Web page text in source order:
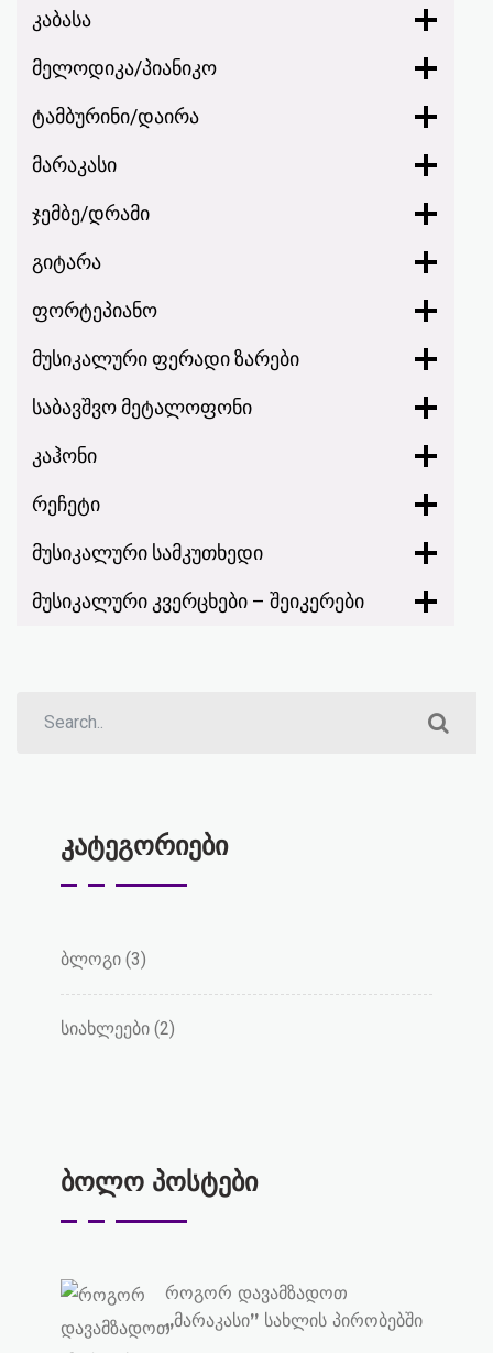
კაბასა
მელოდიკა/პიანიკო
ტამბურინი/დაირა
მარაკასი
ჯემბე/დრამი
გიტარა
ფორტეპიანო
მუსიკალური ფერადი ზარები
საბავშვო მეტალოფონი
კაჰონი
რეჩეტი
მუსიკალური სამკუთხედი
მუსიკალური კვერცხები – შეიკერები
კატეგორიები
ბლოგი (3)
სიახლეები (2)
ბოლო პოსტები
როგორ დავამზადოთ
,,მარაკასი” სახლის პირობებში